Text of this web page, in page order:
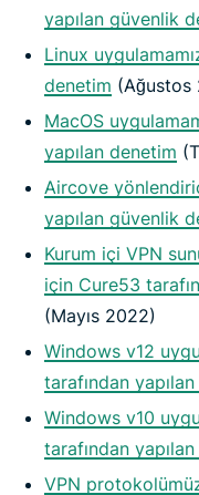
yapılan güvenlik
Linux
denetim (Ağustos
MacOS
yapılan denetim
Aircove
yapılan güvenlik
Kurum içi VPN
için Cure53
(Mayıs 2022)
Windows v12
tarafından
Windows v10
tarafından
VPN